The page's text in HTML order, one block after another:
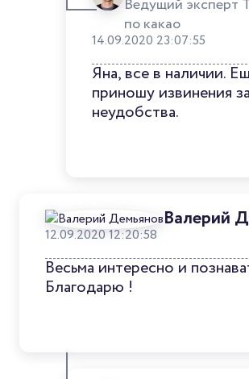
Ведущий эксперт
по какао
14.09.2020 23:07:55
Яна, все в наличии.
приношу извинения за
неудобства.
Валерий
12.09.2020 12:20:58
Весьма интересно и
Благодарю !